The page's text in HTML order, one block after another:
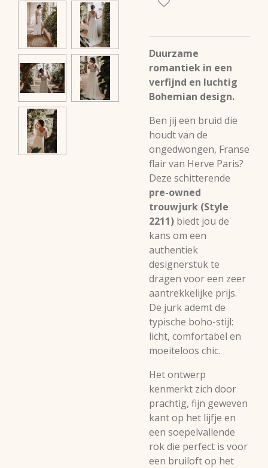
Duurzame
romantiek in een
verfijnd en luchtig
Bohemian design.
Ben jij een bruid die
houdt van de
ongedwongen, Franse
flair van Herve Paris?
Deze schitterende
pre-owned
trouwjurk (Style
2211) biedt jou de
kans om een
authentiek
designerstuk te
dragen voor een zeer
aantrekkelijke prijs.
De jurk ademt de
typische boho-stijl:
licht, comfortabel en
moeiteloos chic.
Het ontwerp
kenmerkt zich door
prachtig, fijn geweven
kant op het lijfje en
een soepelvallende
rok die perfect is voor
een bruiloft op het